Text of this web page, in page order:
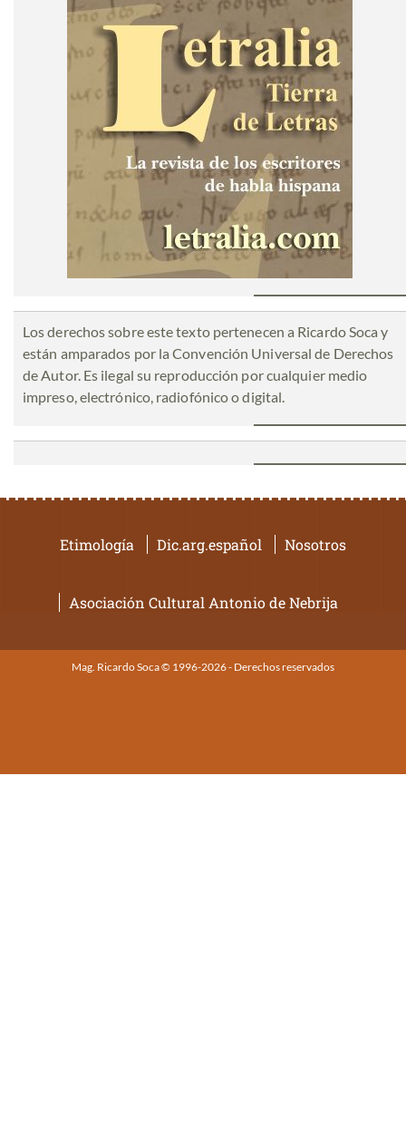
Los derechos sobre este texto pertenecen a Ricardo Soca y
están amparados por la Convención Universal de Derechos
de Autor. Es ilegal su reproducción por cualquier medio
impreso, electrónico, radiofónico o digital.
Etimología Dic.arg.español Nosotros
Asociación Cultural Antonio de Nebrija
Mag. Ricardo Soca © 1996-2026 - Derechos reservados